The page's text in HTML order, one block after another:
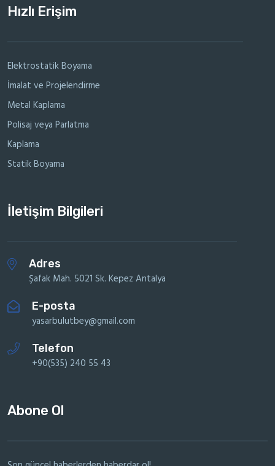
Hızlı Erişim
Elektrostatik Boyama
İmalat ve Projelendirme
Metal Kaplama
Polisaj veya Parlatma
Kaplama
Statik Boyama
İletişim Bilgileri
Adres
Şafak Mah. 5021 Sk. Kepez Antalya
E-posta
yasarbulutbey@gmail.com
Telefon
+90(535) 240 55 43
Abone Ol